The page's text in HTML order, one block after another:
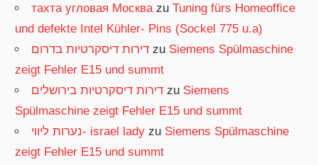
тахта угловая Москва zuTuning fürs Homeoffice
und defekte Intel Kühler- Pins (Sockel 775 u.a)
דירות דיסקרטיות בדרום zu Siemens Spülmaschine
zeigt Fehler E15 und summt
דירות דיסקרטיות בירושלים zu Siemens
Spülmaschine zeigt Fehler E15 und summt
נערות ליווי- israel lady zu Siemens Spülmaschine
zeigt Fehler E15 und summt